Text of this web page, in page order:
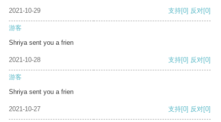
2021-10-29 支持[0] 反对[0]
游客
Shriya sent you a frien
2021-10-28 支持[0] 反对[0]
游客
Shriya sent you a frien
2021-10-27 支持[0] 反对[0]